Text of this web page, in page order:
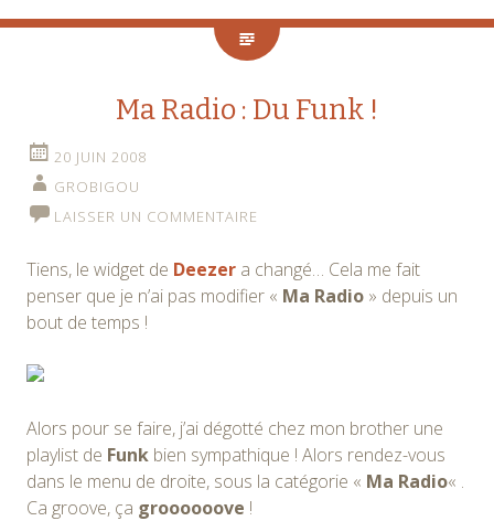
Ma Radio : Du Funk !
20 JUIN 2008
GROBIGOU
LAISSER UN COMMENTAIRE
Tiens, le widget de Deezer a changé… Cela me fait
penser que je n’ai pas modifier « Ma Radio » depuis un
bout de temps !
Alors pour se faire, j’ai dégotté chez mon brother une
playlist de Funk bien sympathique ! Alors rendez-vous
dans le menu de droite, sous la catégorie « Ma Radio« .
Ca groove, ça groooooove !